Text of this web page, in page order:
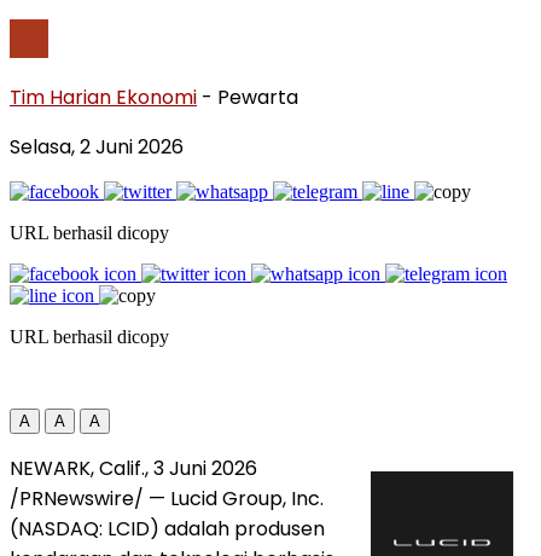
Tim Harian Ekonomi - Pewarta
Selasa, 2 Juni 2026
URL berhasil dicopy
URL berhasil dicopy
A A A
NEWARK, Calif.,3 Juni 2026
/PRNewswire/ — Lucid Group, Inc.
(NASDAQ: LCID) adalah produsen